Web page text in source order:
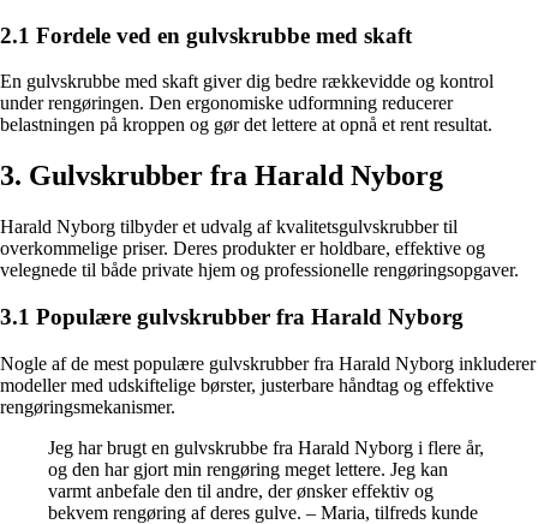
2.1 Fordele ved en gulvskrubbe med skaft
En gulvskrubbe med skaft giver dig bedre rækkevidde og kontrol
under rengøringen. Den ergonomiske udformning reducerer
belastningen på kroppen og gør det lettere at opnå et rent resultat.
3. Gulvskrubber fra Harald Nyborg
Harald Nyborg tilbyder et udvalg af kvalitetsgulvskrubber til
overkommelige priser. Deres produkter er holdbare, effektive og
velegnede til både private hjem og professionelle rengøringsopgaver.
3.1 Populære gulvskrubber fra Harald Nyborg
Nogle af de mest populære gulvskrubber fra Harald Nyborg inkluderer
modeller med udskiftelige børster, justerbare håndtag og effektive
rengøringsmekanismer.
Jeg har brugt en gulvskrubbe fra Harald Nyborg i flere år,
og den har gjort min rengøring meget lettere. Jeg kan
varmt anbefale den til andre, der ønsker effektiv og
bekvem rengøring af deres gulve. – Maria, tilfreds kunde